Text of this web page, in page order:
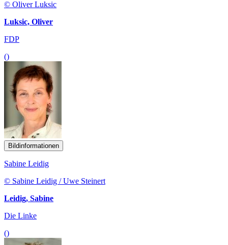
© Oliver Luksic
Luksic, Oliver
FDP
()
Bildinformationen
Sabine Leidig
© Sabine Leidig / Uwe Steinert
Leidig, Sabine
Die Linke
()